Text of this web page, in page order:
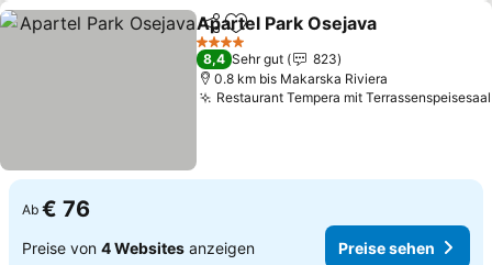
TeilenZu Favoriten hinzufügen
Apartel Park Osejava
4 Sterne
8,4 Sehr gut
823
0.8 km bis Makarska Riviera
Restaurant Tempera mit Terrassenspeisesaal
Ab € 76
Preise von 4 Websites anzeigen Preise sehen